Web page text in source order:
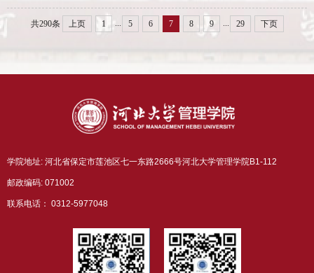
共290条 上页 1 5 6 7 8 9 29 下页
学院地址: 河北省保定市莲池区七一东路2666号河北大学管理学院B1-112
邮政编码: 071002
联系电话： 0312-5977048